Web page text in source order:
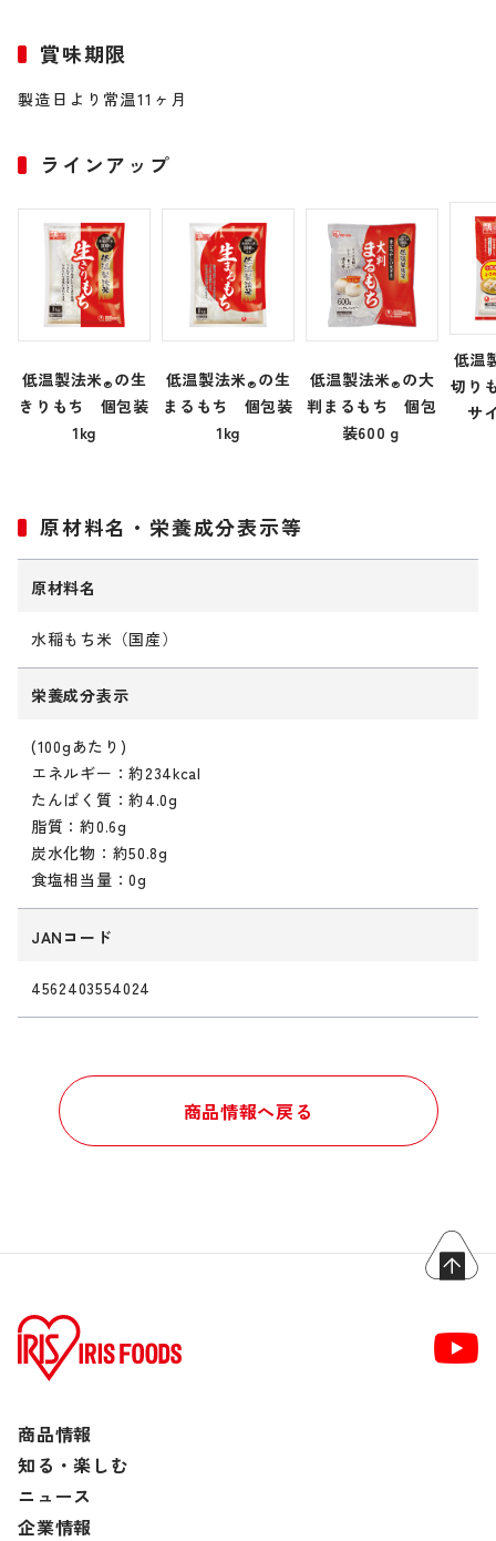
賞味期限
製造日より常温11ヶ月
ラインアップ
低温製法米® の生
きりもち 個包装
1kg
低温製法米® の生
まるもち 個包装
1kg
低温製法米® の大
判まるもち 個包
装600ｇ
低温
切り
サ
原材料名・栄養成分表示等
原材料名
水稲もち米（国産）
栄養成分表示
(100gあたり)
エネルギー：約234kcal
たんぱく質：約4.0g
脂質：約0.6g
炭水化物：約50.8g
食塩相当量：0g
JANコード
4562403554024
商品情報へ戻る
商品情報
知る・楽しむ
ニュース
企業情報